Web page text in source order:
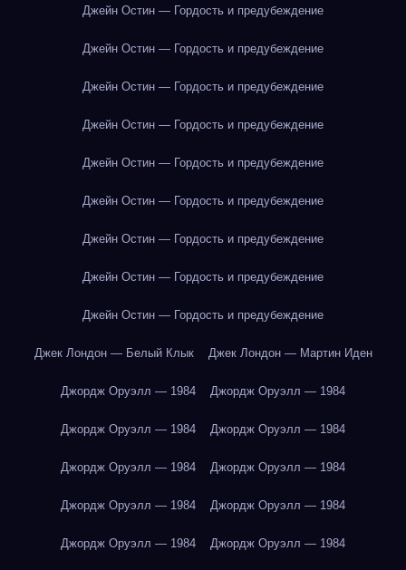
Джейн Остин — Гордость и предубеждение
Джейн Остин — Гордость и предубеждение
Джейн Остин — Гордость и предубеждение
Джейн Остин — Гордость и предубеждение
Джейн Остин — Гордость и предубеждение
Джейн Остин — Гордость и предубеждение
Джейн Остин — Гордость и предубеждение
Джейн Остин — Гордость и предубеждение
Джейн Остин — Гордость и предубеждение
Джек Лондон — Белый Клык Джек Лондон — Мартин Иден
Джордж Оруэлл — 1984 Джордж Оруэлл — 1984
Джордж Оруэлл — 1984 Джордж Оруэлл — 1984
Джордж Оруэлл — 1984 Джордж Оруэлл — 1984
Джордж Оруэлл — 1984 Джордж Оруэлл — 1984
Джордж Оруэлл — 1984 Джордж Оруэлл — 1984